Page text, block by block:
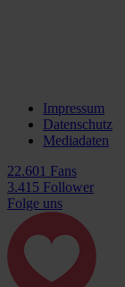
Impressum
Datenschutz
Mediadaten
22.601 Fans
3.415 Follower
Folge uns